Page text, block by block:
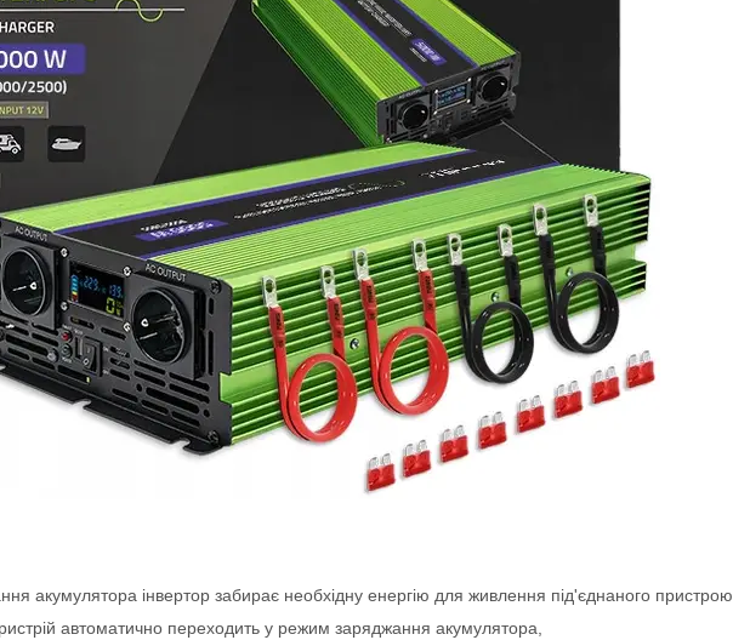
акумулятора інвертор забирає необхідну енергію для живлення під'єднаного пристрою,
автоматично переходить у режим заряджання акумулятора,